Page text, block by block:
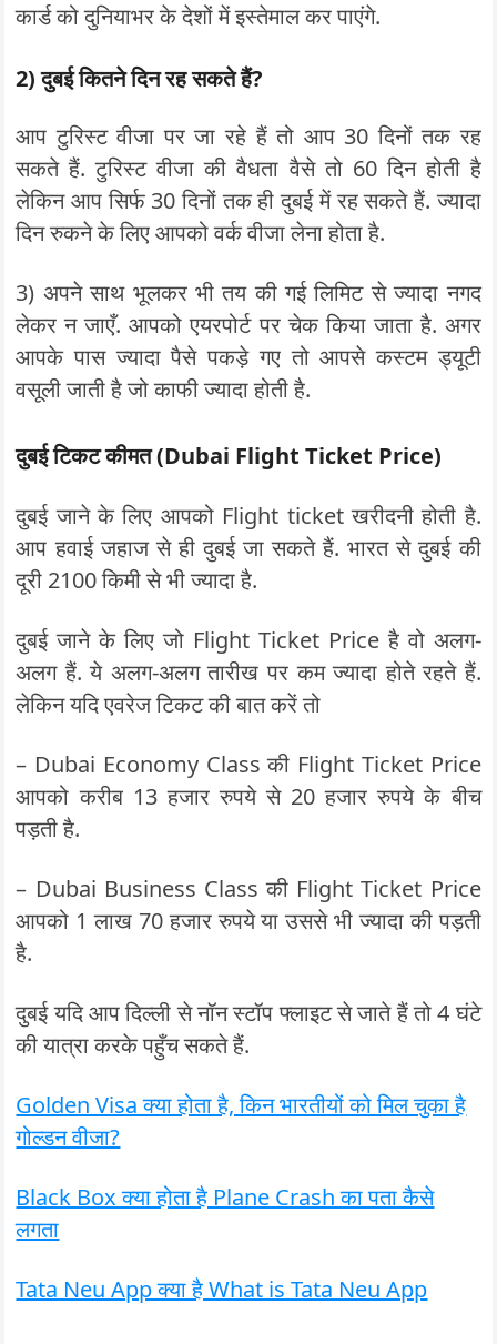
कार्ड को दुनियाभर के देशों में इस्तेमाल कर पाएंगे.
2) दुबई कितने दिन रह सकते हैं?
आप टुरिस्ट वीजा पर जा रहे हैं तो आप 30 दिनों तक रह
सकते हैं. टुरिस्ट वीजा की वैधता वैसे तो 60 दिन होती है
लेकिन आप सिर्फ 30 दिनों तक ही दुबई में रह सकते हैं. ज्यादा
दिन रुकने के लिए आपको वर्क वीजा लेना होता है.
3) अपने साथ भूलकर भी तय की गई लिमिट से ज्यादा नगद
लेकर न जाएँ. आपको एयरपोर्ट पर चेक किया जाता है. अगर
आपके पास ज्यादा पैसे पकड़े गए तो आपसे कस्टम ड्यूटी
वसूली जाती है जो काफी ज्यादा होती है.
दुबई टिकट कीमत (Dubai Flight Ticket Price)
दुबई जाने के लिए आपको Flight ticket खरीदनी होती है.
आप हवाई जहाज से ही दुबई जा सकते हैं. भारत से दुबई की
दूरी 2100 किमी से भी ज्यादा है.
दुबई जाने के लिए जो Flight Ticket Price है वो अलग-
अलग हैं. ये अलग-अलग तारीख पर कम ज्यादा होते रहते हैं.
लेकिन यदि एवरेज टिकट की बात करें तो
– Dubai Economy Class की Flight Ticket Price
आपको करीब 13 हजार रुपये से 20 हजार रुपये के बीच
पड़ती है.
– Dubai Business Class की Flight Ticket Price
आपको 1 लाख 70 हजार रुपये या उससे भी ज्यादा की पड़ती
है.
दुबई यदि आप दिल्ली से नॉन स्टॉप फ्लाइट से जाते हैं तो 4 घंटे
की यात्रा करके पहुँच सकते हैं.
Golden Visa क्या होता है, किन भारतीयों को मिल चुका है
गोल्डन वीजा?
Black Box क्या होता है Plane Crash का पता कैसे
लगता
Tata Neu App क्या है What is Tata Neu App